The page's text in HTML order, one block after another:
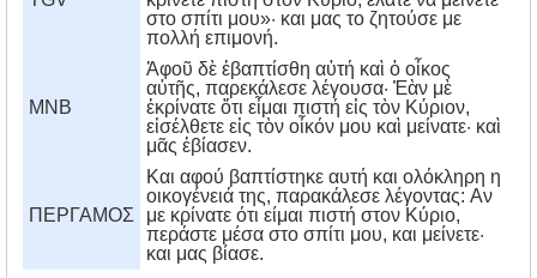
στο σπίτι μου»· και μας το ζητούσε με
πολλή επιμονή.
MNB
Ἀφοῦ δὲ ἐβαπτίσθη αὐτή καὶ ὁ οἶκος
αὐτῆς, παρεκάλεσε λέγουσα· Ἐὰν μὲ
ἐκρίνατε ὅτι εἶμαι πιστή εἰς τὸν Κύριον,
εἰσέλθετε εἰς τὸν οἶκόν μου καὶ μείνατε· καὶ
μᾶς ἐβίασεν.
ΠΕΡΓΑΜΟΣ
Kαι αφού βαπτίστηκε αυτή και ολόκληρη η
οικογένειά της, παρακάλεσε λέγοντας: Aν
με κρίνατε ότι είμαι πιστή στον Kύριο,
περάστε μέσα στο σπίτι μου, και μείνετε·
και μας βίασε.